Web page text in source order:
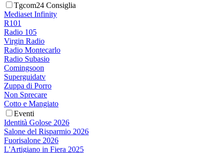
Tgcom24 Consiglia
Mediaset Infinity
R101
Radio 105
Virgin Radio
Radio Montecarlo
Radio Subasio
Comingsoon
Superguidatv
Zuppa di Porro
Non Sprecare
Cotto e Mangiato
Eventi
Identità Golose 2026
Salone del Risparmio 2026
Fuorisalone 2026
L'Artigiano in Fiera 2025